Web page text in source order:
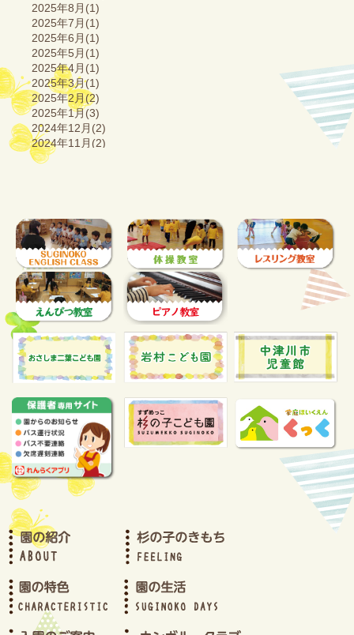
2025年8月(1)
2025年7月(1)
2025年6月(1)
2025年5月(1)
2025年4月(1)
2025年3月(1)
2025年2月(2)
2025年1月(3)
2024年12月(2)
2024年11月(2)
2024年10月(2)
2024年6月(2)
2024年5月(2)
2024年4月(2)
2024年3月(3)
2024年2月(2)
2024年1月(3)
2023年12月(2)
2023年11月(2)
2023年10月(3)
2023年9月(1)
2023年7月(2)
2023年6月(2)
2023年5月(2)
2023年4月(3)
2023年3月(2)
2023年2月(2)
2023年1月(2)
2022年12月(2)
2022年10月(1)
2022年9月(2)
2022年8月(4)
2022年7月(2)
2022年6月(2)
2022年5月(2)
2022年4月(4)
2022年3月(3)